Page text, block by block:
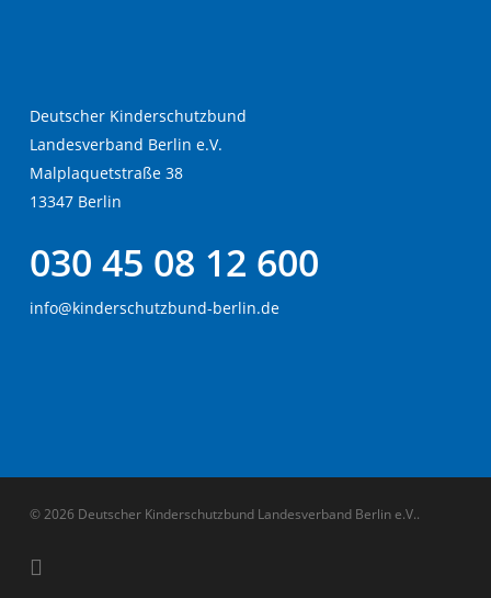
Deutscher Kinderschutzbund
Landesverband Berlin e.V.
Malplaquetstraße 38
13347 Berlin
030 45 08 12 600
info@kinderschutzbund-berlin.de
© 2026 Deutscher Kinderschutzbund Landesverband Berlin e.V..
instagram